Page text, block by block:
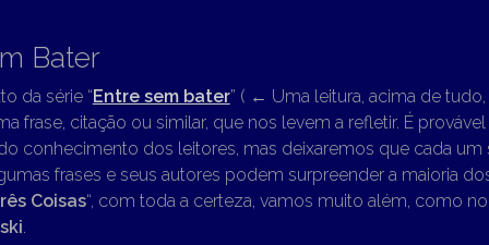
Bater
da série “Entre sem bater” ( ← Uma leitura, acima de tudo,
frase, citação ou similar, que nos levem a refletir. É
conhecimento dos leitores, mas deixaremos que cada um
frases e seus autores podem surpreender a maioria
Coisas“, com toda a certeza, vamos muito além, como
.